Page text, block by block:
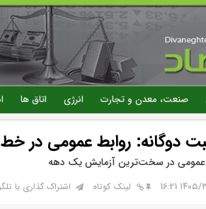
صنعت، معدن و تجارت انرژی اتاق ها
دوگانه: روابط عمومی
عمومی در سخت‌ترین آزمایش یک دهه
۳/۴ 16:21 لینک کوتاه اشتراک گذاری با